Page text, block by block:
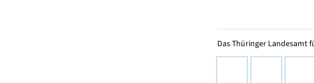
Das Thüringer Landesamt